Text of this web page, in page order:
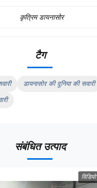
कृत्रिम डायनासोर
टैग
डायनासोर की दुनिया की सवारी
संबंधित उत्पाद
विडियो